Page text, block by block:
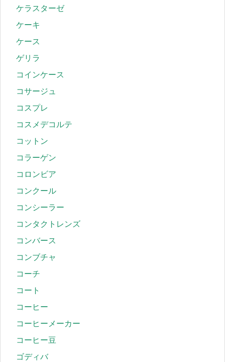
ケラスターゼ
ケーキ
ケース
ゲリラ
コインケース
コサージュ
コスプレ
コスメデコルテ
コットン
コラーゲン
コロンビア
コンクール
コンシーラー
コンタクトレンズ
コンバース
コンブチャ
コーチ
コート
コーヒー
コーヒーメーカー
コーヒー豆
ゴディバ